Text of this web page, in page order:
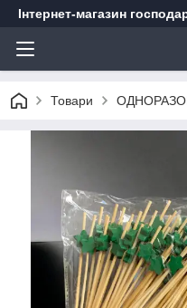
Інтернет-магазин
Товари